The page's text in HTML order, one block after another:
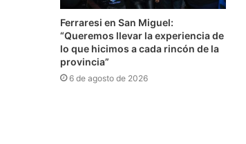
Ferraresi en San Miguel:
“Queremos llevar la experiencia de
lo que hicimos a cada rincón de la
provincia”
6 de agosto de 2026